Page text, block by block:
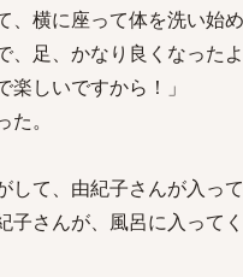
横に座って体を洗い始め
、足、かなり良くなったよ
楽しいですから！」
。
て、由紀子さんが入って
子さんが、風呂に入って